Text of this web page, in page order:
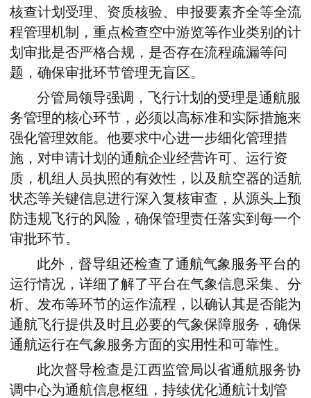
核查计划受理、资质核验、申报要素齐全等全流
程管理机制，重点检查空中游览等作业类别的计
划审批是否严格合规，是否存在流程疏漏等问
题，确保审批环节管理无盲区。
分管局领导强调，飞行计划的受理是通航服
务管理的核心环节，必须以高标准和实际措施来
强化管理效能。他要求中心进一步细化管理措
施，对申请计划的通航企业经营许可、运行资
质，机组人员执照的有效性，以及航空器的适航
状态等关键信息进行深入复核审查，从源头上预
防违规飞行的风险，确保管理责任落实到每一个
审批环节。
此外，督导组还检查了通航气象服务平台的
运行情况，详细了解了平台在气象信息采集、分
析、发布等环节的运作流程，以确认其是否能为
通航飞行提供及时且必要的气象保障服务，确保
通航运行在气象服务方面的实用性和可靠性。
此次督导检查是江西监管局以省通航服务协
调中心为通航信息枢纽，持续优化通航计划管